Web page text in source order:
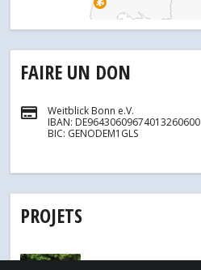
FAIRE UN DON
Weitblick Bonn e.V.
IBAN: DE96430609674013260600
BIC: GENODEM1GLS
PROJETS